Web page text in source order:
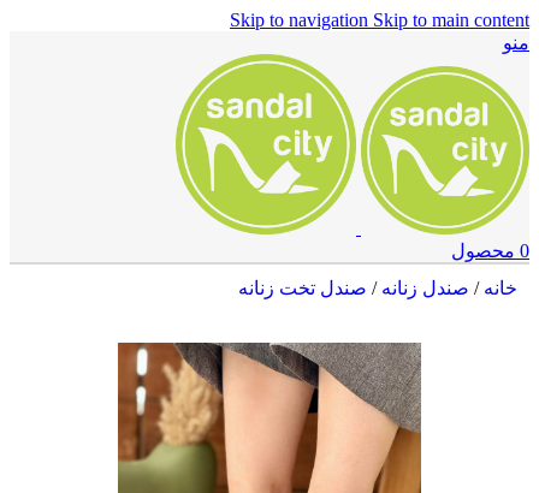
Skip to navigation Skip to main content
منو
0 محصول
خانه/ صندل زنانه/ صندل تخت زنانه